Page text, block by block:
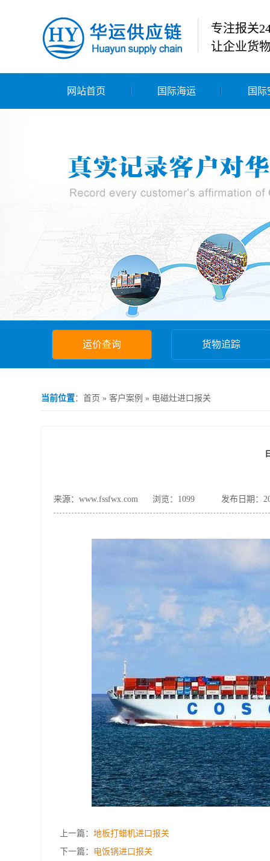
专注报关
让企业货
网站首页 国际海运 国际
运价查询 货物追踪
当前位置： 首页 » 客户案例 » 电磁灶进口报关
来源：www.fssfwx.com 浏览： 1099 发布日期：
上一篇： 地板打蜡机进口报关
下一篇： 电饭锅进口报关